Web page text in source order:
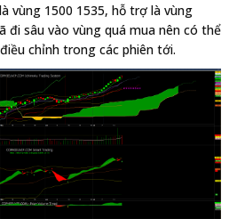
vùng 1500 1535, hỗ trợ là vùng
đi sâu vào vùng quá mua nên có thể
chỉnh trong các phiên tới.